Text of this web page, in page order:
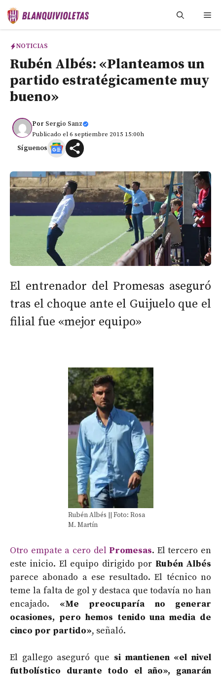
Saltar
NOTICIAS
Rubén Albés: «Planteamos un
partido estratégicamente muy
bueno»
Por Sergio Sanz
Publicado el 6 septiembre 2015 15:00h
Síguenos
El entrenador del Promesas aseguró
tras el choque ante el Guijuelo que el
filial fue «mejor equipo»
Rubén Albés || Foto: Rosa
M. Martín
Otro empate a cero del Promesas. El tercero en
este inicio. El equipo dirigido por Rubén Albés
parece abonado a ese resultado. El técnico no
teme la falta de gol y destaca que todavía no han
encajado. «Me preocuparía no generar
ocasiones, pero hemos tenido una media de
cinco por partido», señaló.
El gallego aseguró que si mantienen «el nivel
futbolístico durante todo el año», ganarán